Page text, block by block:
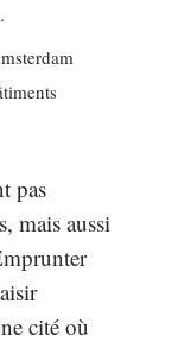
pas
mais aussi
cité où